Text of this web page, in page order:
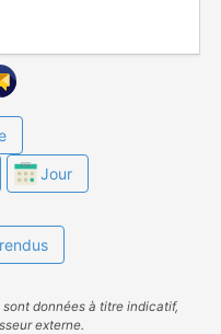
Jour
données à titre indicatif,
externe.